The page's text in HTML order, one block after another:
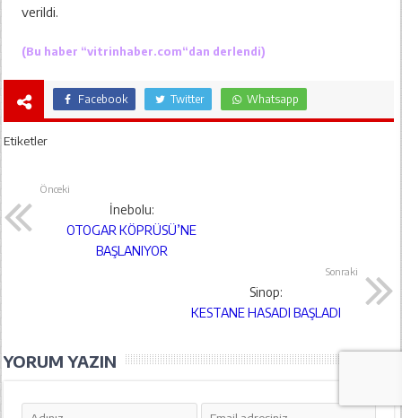
verildi.
(Bu haber “vitrinhaber.com“dan derlendi)
Facebook Twitter Whatsapp
Etiketler
Önceki
İnebolu:
OTOGAR KÖPRÜSÜ’NE
BAŞLANIYOR
Sonraki
Sinop:
KESTANE HASADI BAŞLADI
YORUM YAZIN